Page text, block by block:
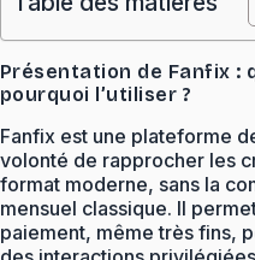
Présentation de Fanfix :
pourquoi l’utiliser ?
Fanfix est une plateforme
volonté de rapprocher les
format moderne, sans la
mensuel classique. Il
paiement, même très fins,